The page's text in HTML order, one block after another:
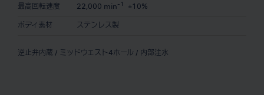
最高回転速度 22,000 min -1 ±10%
ボディ素材 ステンレス製
逆止弁内蔵 / ミッドウェスト4ホール / 内部注水